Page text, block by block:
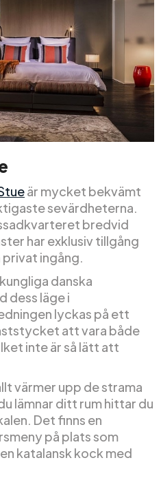
är mycket bekvämt
sevärdheterna.
bredvid
har exklusiv tillgång
ingång.
danska
dess läge i
lyckas på ett
att vara både
inte är så lätt att
värmer upp de strama
lämnar ditt rum hittar du
Det finns en
på plats som
katalansk kock med